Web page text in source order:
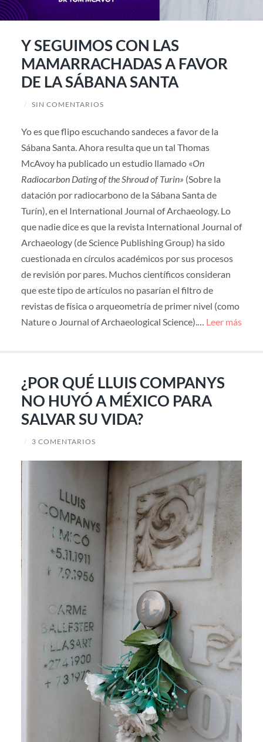
Y SEGUIMOS CON LAS
MAMARRACHADAS A FAVOR
DE LA SÁBANA SANTA
/ SIN COMENTARIOS
Yo es que flipo escuchando sandeces a favor de la
Sábana Santa. Ahora resulta que un tal Thomas
McAvoy ha publicado un estudio llamado «On
Radiocarbon Dating of the Shroud of Turin» (Sobre la
datación por radiocarbono de la Sábana Santa de
Turín), en el International Journal of Archaeology. Lo
que nadie dice es que la revista International Journal of
Archaeology (de Science Publishing Group) ha sido
cuestionada en círculos académicos por sus procesos
de revisión por pares. Muchos científicos consideran
que este tipo de artículos no pasarían el filtro de
revistas de física o arqueometría de primer nivel (como
Nature o Journal of Archaeological Science).… Leer más
¿POR QUÉ LLUIS COMPANYS
NO HUYÓ A MÉXICO PARA
SALVAR SU VIDA?
/ 3 COMENTARIOS